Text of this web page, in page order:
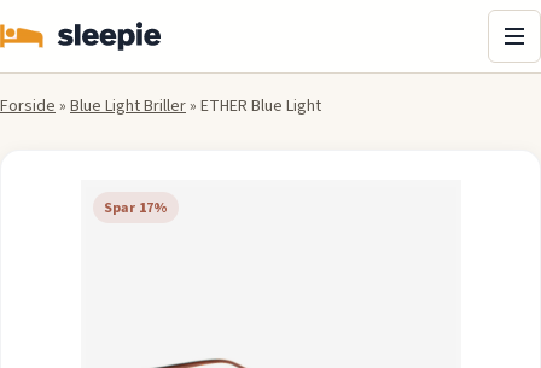
Forside» Blue Light Briller» ETHER Blue Light
Spar 17%